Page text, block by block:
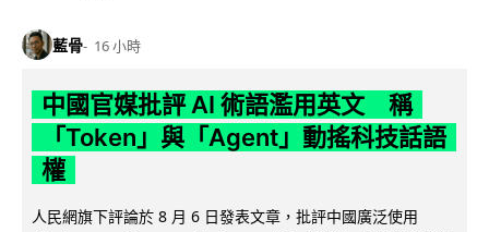
藍骨 16 小時
中國官媒批評 AI 術語濫用英文 稱
「Token」與「Agent」動搖科技話語
權
人民網旗下評論於 8 月 6 日發表文章，批評中國廣泛使用